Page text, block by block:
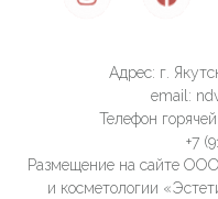
Адрес: г.
email:
Телефон
+7
Размещение на сайте
и косметологии